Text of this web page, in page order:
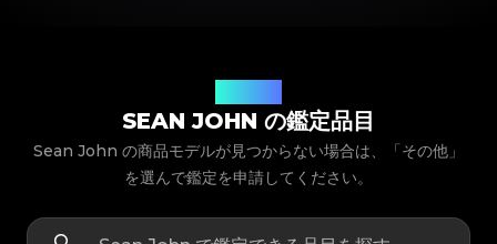
SEAN JOHN の鑑定品目
Sean John の商品モデルが見つからない場合は、「その他」
を選んで鑑定を申請してください。